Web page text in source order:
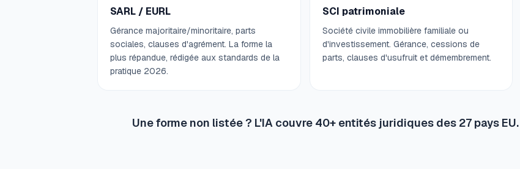
SARL / EURL
Gérance majoritaire/minoritaire, parts
sociales, clauses d'agrément. La forme la
plus répandue, rédigée aux standards de la
pratique 2026.
SCI patrimoniale
Société civile immobilière familiale ou
d'investissement. Gérance, cessions de
parts, clauses d'usufruit et démembrement.
Une forme non listée ? L'IA couvre 40+ entités juridiques des 27 pays